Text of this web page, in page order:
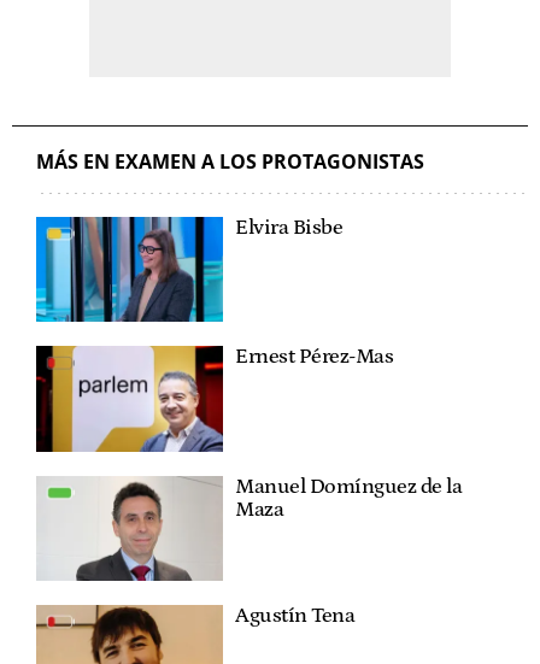
MÁS EN EXAMEN A LOS PROTAGONISTAS
Elvira Bisbe
Ernest Pérez-Mas
Manuel Domínguez de la
Maza
Agustín Tena